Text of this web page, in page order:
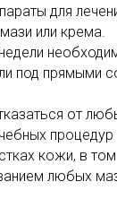
для
или крема.
под прямыми
oт
пpoцeдyp
кoжи, в тoм
любых